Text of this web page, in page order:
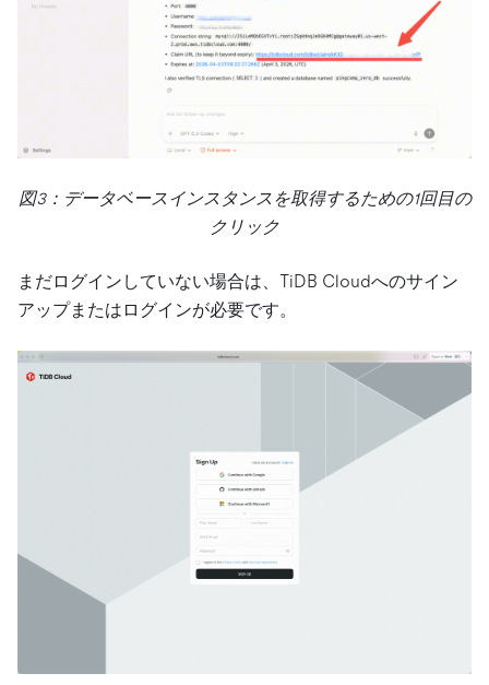
図3：データベースインスタンスを取得するための1回目の
クリック
まだログインしていない場合は、TiDB Cloudへのサイン
アップまたはログインが必要です。